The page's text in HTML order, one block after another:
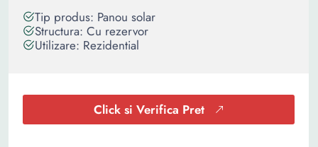
Tip produs: Panou solar
Structura: Cu rezervor
Utilizare: Rezidential
Click si Verifica Pret